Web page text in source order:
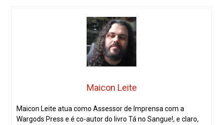
Maicon Leite
Maicon Leite atua como Assessor de Imprensa com a
Wargods Press e é co-autor do livro Tá no Sangue!, e claro,